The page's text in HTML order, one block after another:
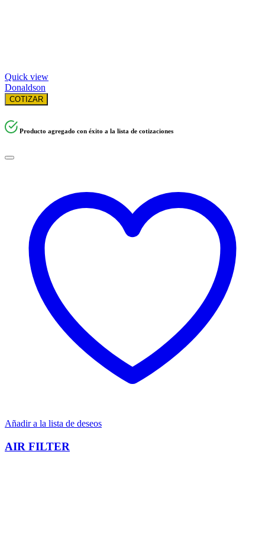
Quick view
Donaldson
COTIZAR
Producto agregado con éxito a la lista de cotizaciones
Añadir a la lista de deseos
AIR FILTER